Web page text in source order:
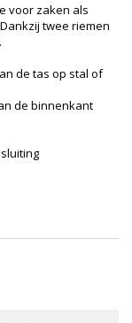
voor zaken als
twee riemen
de tas op stal of
de binnenkant